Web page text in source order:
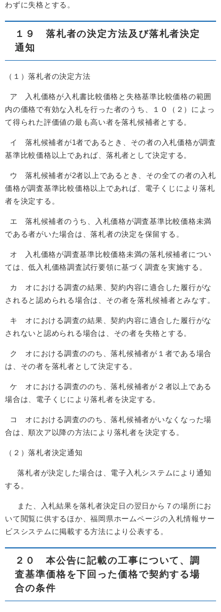
わずに失格とする。
１９ 落札者の決定方法及び落札者決定
通知
（１）落札者の決定方法
ア 入札価格が入札書比較価格と失格基準比較価格の範囲
内の価格で有効な入札を行った者のうち、１０（２）によっ
て得られた評価値の最も高い者を落札候補者とする。
イ 落札候補者が1者であるとき、その者の入札価格が調査
基準比較価格以上であれば、落札者として決定する。
ウ 落札候補者が2者以上であるとき、その全ての者の入札
価格が調査基準比較価格以上であれば、電子くじにより落札
者を決定する。
エ 落札候補者のうち、入札価格が調査基準比較価格未満
である者がいた場合は、落札者の決定を保留する。
オ 入札価格が調査基準比較価格未満の落札候補者につい
ては、低入札価格調査試行要領に基づく調査を実施する。
カ オにおける調査の結果、契約内容に適合した履行がな
されると認められる場合は、その者を落札候補者とみなす。
キ オにおける調査の結果、契約内容に適合した履行がな
されないと認められる場合は、その者を失格とする。
ク オにおける調査ののち、落札候補者が１者である場合
は、その者を落札者として決定する。
ケ オにおける調査ののち、落札候補者が２者以上である
場合は、電子くじにより落札者を決定する。
コ オにおける調査ののち、落札候補者がいなくなった場
合は、順次ア以降の方法により落札者を決定する。
（２）落札者決定通知
落札者が決定した場合は、電子入札システムにより通知
する。
また、入札結果を落札者決定日の翌日から７の場所にお
いて閲覧に供するほか、福岡県ホームページの入札情報サー
ビスシステムに掲載する方法により公表する。
２０ 本公告に記載の工事について、調
査基準価格を下回った価格で契約する場
合の条件